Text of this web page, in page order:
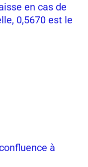
en cas de
0,5670 est le
à